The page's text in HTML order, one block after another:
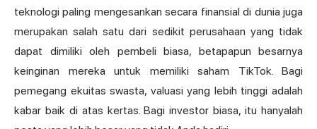
teknologi paling mengesankan secara finansial di dunia juga
merupakan salah satu dari sedikit perusahaan yang tidak
dapat dimiliki oleh pembeli biasa, betapapun besarnya
keinginan mereka untuk memiliki saham TikTok. Bagi
pemegang ekuitas swasta, valuasi yang lebih tinggi adalah
kabar baik di atas kertas. Bagi investor biasa, itu hanyalah